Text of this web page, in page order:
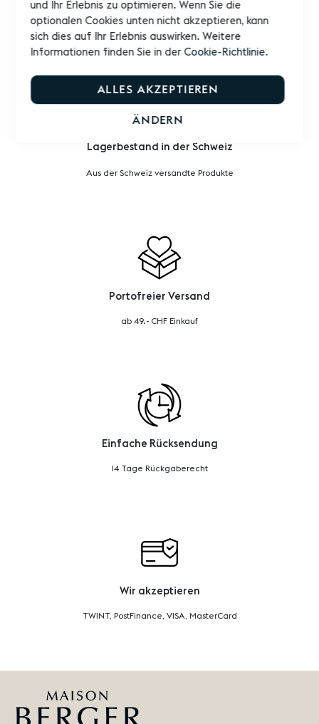
und Ihr Erlebnis zu optimieren. Wenn Sie die
optionalen Cookies unten nicht akzeptieren, kann
sich dies auf Ihr Erlebnis auswirken. Weitere
Informationen finden Sie in derCookie-Richtlinie.
ALLES AKZEPTIEREN
ÄNDERN
Versand innert 24/48 Std.
Lagerbestand in der Schweiz
Aus der Schweiz versandte Produkte
Portofreier Versand
ab 49.- CHF Einkauf
Einfache Rücksendung
14 Tage Rückgaberecht
Wir akzeptieren
TWINT, PostFinance, VISA, MasterCard